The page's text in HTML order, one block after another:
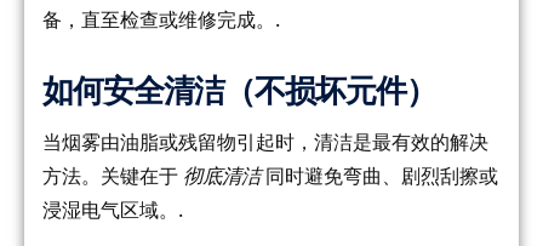
备，直至检查或维修完成。.
如何安全清洁（不损坏元件）
当烟雾由油脂或残留物引起时，清洁是最有效的解决
方法。关键在于 彻底清洁同时避免弯曲、剧烈刮擦或
浸湿电气区域。.